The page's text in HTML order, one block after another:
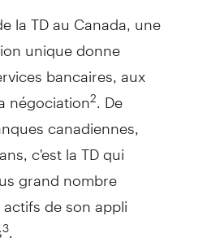
la TD au Canada , une
unique donne
bancaires, aux
négociation2 . De
canadiennes,
c'est la TD qui
grand nombre
de son appli
3.